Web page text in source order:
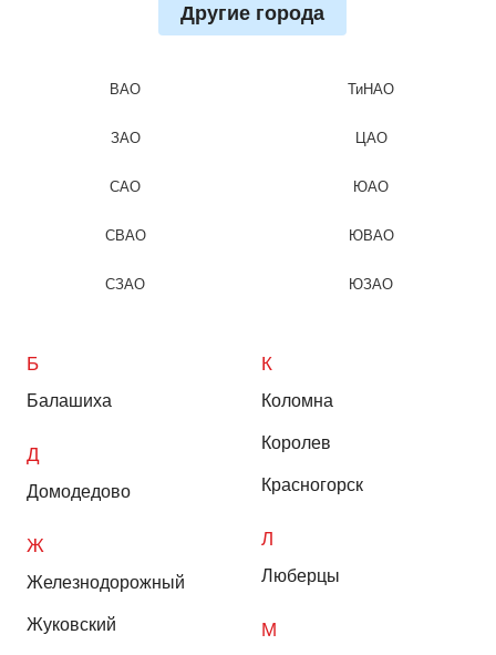
Другие города
ВАО
ЗАО
САО
СВАО
СЗАО
ТиНАО
ЦАО
ЮАО
ЮВАО
ЮЗАО
Б
Балашиха
Д
Домодедово
Ж
Железнодорожный
Жуковский
К
Коломна
Королев
Красногорск
Л
Люберцы
М